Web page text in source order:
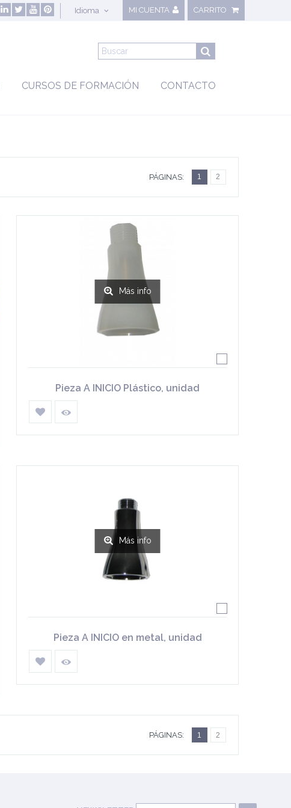
MI CUENTA CARRITO
Idioma
CURSOS DE FORMACIÓN CONTACTO
PÁGINAS: 1 2
Más info
Pieza A INICIO Plástico, unidad
Más info
Pieza A INICIO en metal, unidad
PÁGINAS: 1 2